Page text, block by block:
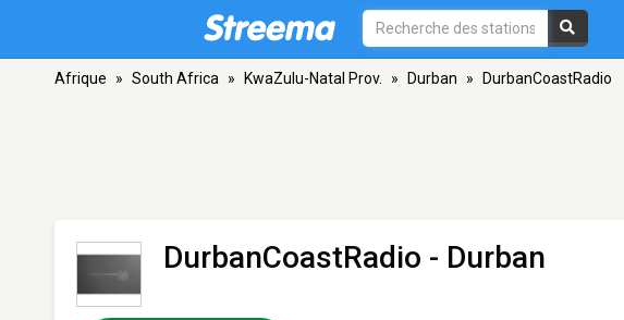
Afrique » South Africa » KwaZulu-Natal Prov. » Durban » DurbanCoastRadio
DurbanCoastRadio - Durban